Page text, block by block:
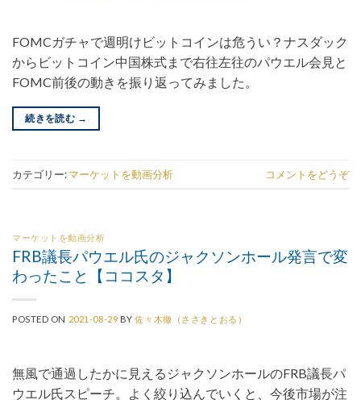
FOMCガチャで週明けビットコインは危うい？ナスダック
からビットコイン中国株式まで右往左往のパウエル会見と
FOMC前後の動きを振り返ってみました。
続きを読む →
カテゴリー:マーケットを動画分析 コメントをどうぞ
マーケットを動画分析
FRB議長パウエル氏のジャクソンホール発言で変
わったこと【ココスタ】
POSTED ON 2021-08-29 BY佐々木徹（ささきとおる）
無風で通過したかに見えるジャクソンホールのFRB議長パ
ウエル氏スピーチ。よく絞り込んでいくと、今後市場が注